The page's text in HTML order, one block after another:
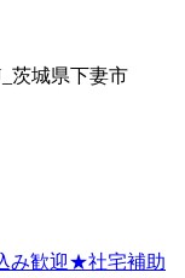
茨城県下妻市
み歓迎★社宅補助